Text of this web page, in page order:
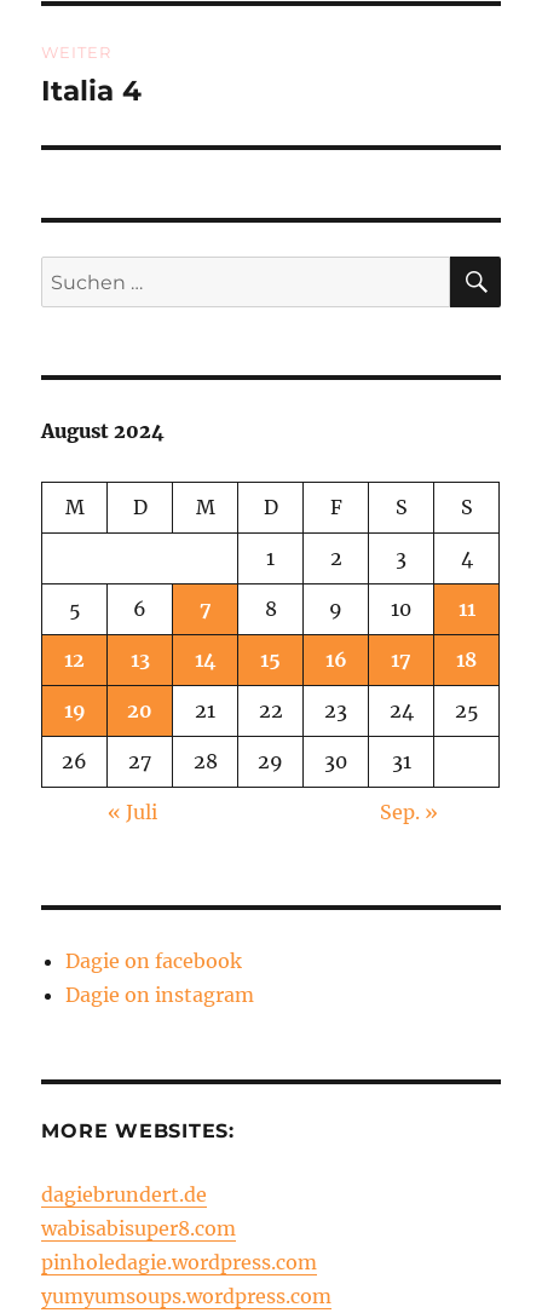
WEITER
Nächster
Italia 4
Suchen
nach:
August 2024
M D M D F S S
1 2 3 4
5 6 7 8 9 10 11
12 13 14 15 16 17 18
19 20 21 22 23 24 25
26 27 28 29 30 31
« Juli Sep. »
Dagie on facebook
Dagie on instagram
MORE WEBSITES:
dagiebrundert.de
wabisabisuper8.com
pinholedagie.wordpress.com
yumyumsoups.wordpress.com